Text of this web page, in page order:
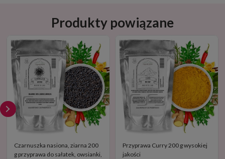
Produkty powiązane
Czarnuszka nasiona, ziarna 200
g przyprawa do sałatek, owsianki,
Przyprawa Curry 200 g wysokiej
jakości